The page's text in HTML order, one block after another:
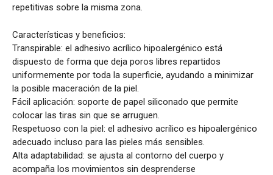
repetitivas sobre la misma zona.
Características y beneficios:
Transpirable: el adhesivo acrílico hipoalergénico está
dispuesto de forma que deja poros libres repartidos
uniformemente por toda la superficie, ayudando a minimizar
la posible maceración de la piel.
Fácil aplicación: soporte de papel siliconado que permite
colocar las tiras sin que se arruguen.
Respetuoso con la piel: el adhesivo acrílico es hipoalergénico
adecuado incluso para las pieles más sensibles.
Alta adaptabilidad: se ajusta al contorno del cuerpo y
acompaña los movimientos sin desprenderse